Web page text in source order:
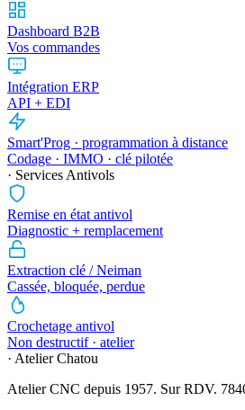
Dashboard B2B
Vos commandes
Intégration ERP
API + EDI
Smart'Prog · programmation à distance
Codage · IMMO · clé pilotée
· Services Antivols
Remise en état antivol
Diagnostic + remplacement
Extraction clé / Neiman
Cassée, bloquée, perdue
Crochetage antivol
Non destructif · atelier
· Atelier Chatou
Atelier CNC depuis 1957. Sur RDV.